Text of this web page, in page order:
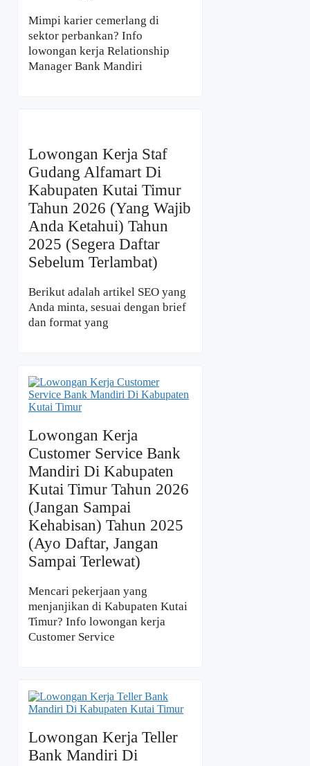
Mimpi karier cemerlang di
sektor perbankan? Info
lowongan kerja Relationship
Manager Bank Mandiri
Lowongan Kerja Staf
Gudang Alfamart Di
Kabupaten Kutai Timur
Tahun 2026 (Yang Wajib
Anda Ketahui) Tahun
2025 (Segera Daftar
Sebelum Terlambat)
Berikut adalah artikel SEO yang
Anda minta, sesuai dengan brief
dan format yang
Lowongan Kerja
Customer Service Bank
Mandiri Di Kabupaten
Kutai Timur Tahun 2026
(Jangan Sampai
Kehabisan) Tahun 2025
(Ayo Daftar, Jangan
Sampai Terlewat)
Mencari pekerjaan yang
menjanjikan di Kabupaten Kutai
Timur? Info lowongan kerja
Customer Service
Lowongan Kerja Teller
Bank Mandiri Di